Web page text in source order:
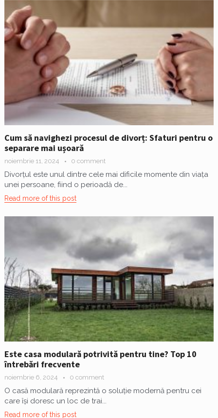
Cum să navighezi procesul de divorț: Sfaturi pentru o
separare mai ușoară
noiembrie 11, 2024 0 comment
Divorțul este unul dintre cele mai dificile momente din viața
unei persoane, fiind o perioadă de...
Read more of this post
Este casa modulară potrivită pentru tine? Top 10
întrebări frecvente
noiembrie 6, 2024 0 comment
O casă modulară reprezintă o soluție modernă pentru cei
care își doresc un loc de trai...
Read more of this post